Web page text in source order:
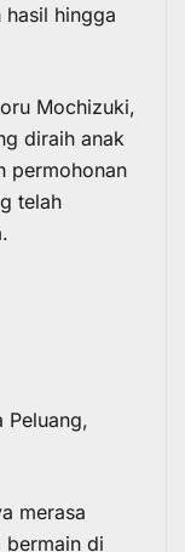
hingga
Mochizuki,
diraih anak
permohonan
telah
Peluang,
merasa
bermain di